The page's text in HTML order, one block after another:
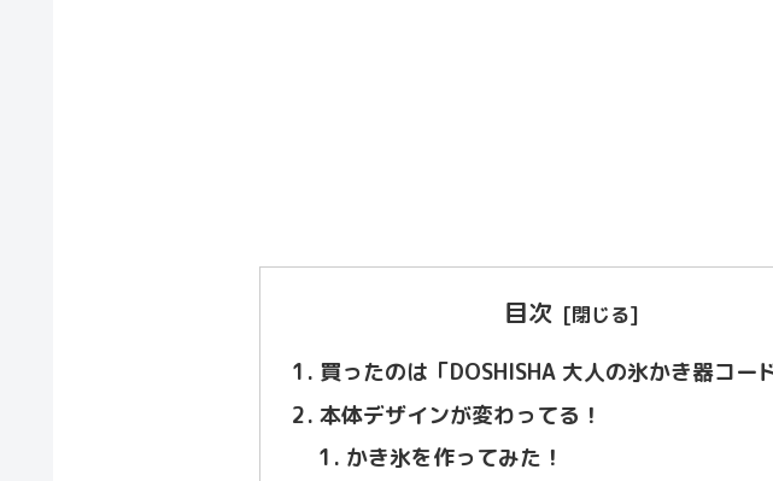
目次
買ったのは「DOSHISHA 大人の氷かき器コー
本体デザインが変わってる！
かき氷を作ってみた！